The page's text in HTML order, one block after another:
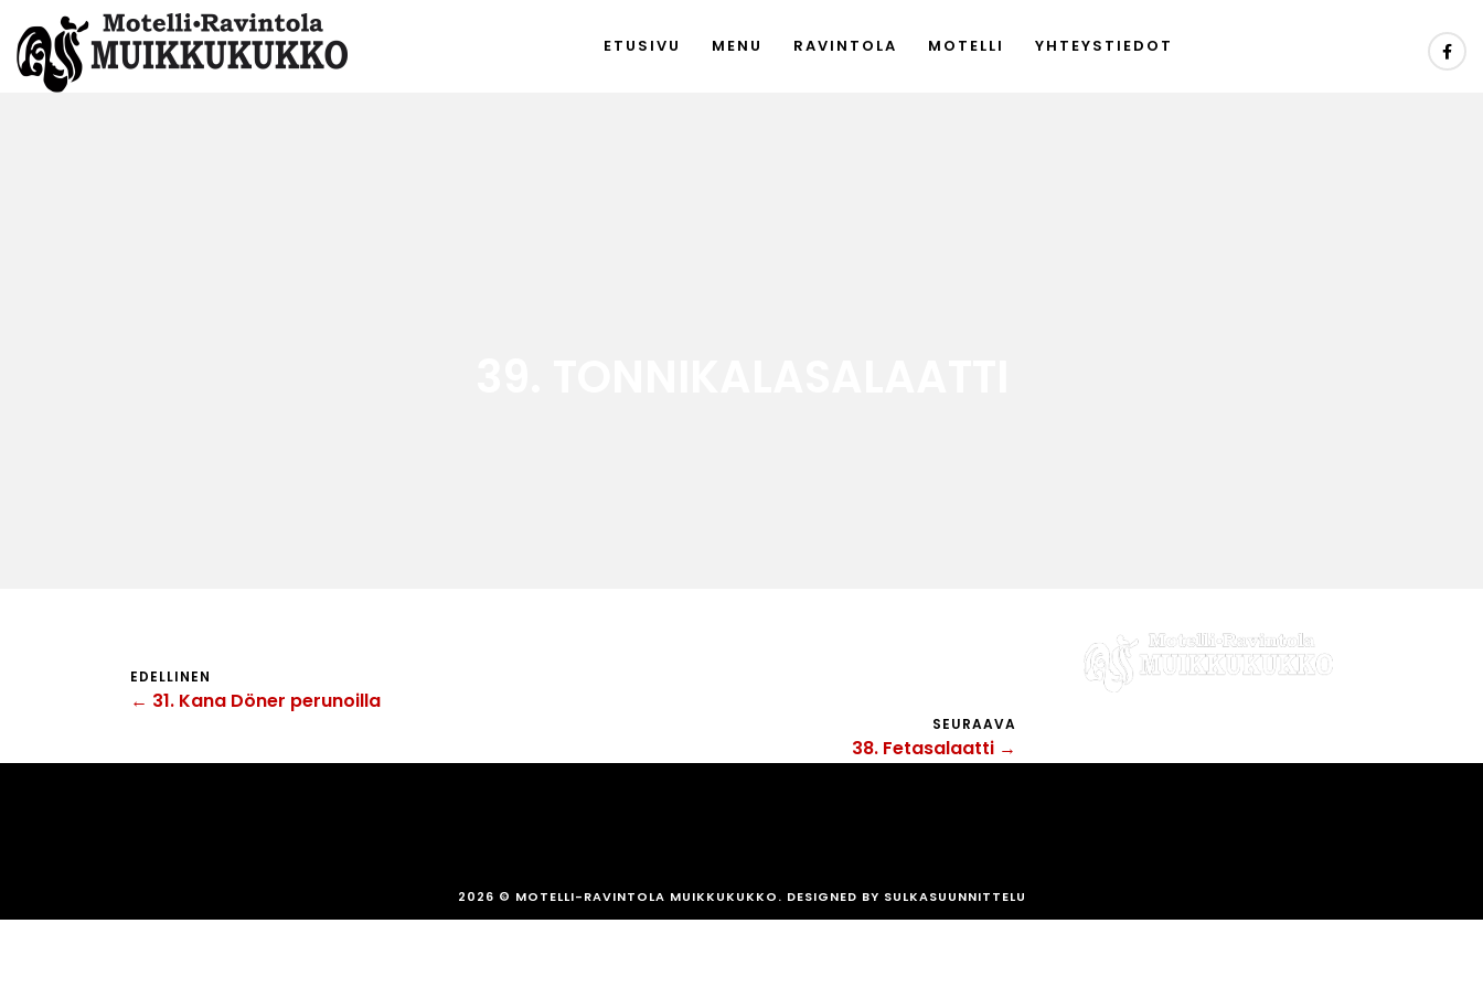
ETUSIVU MENU RAVINTOLA MOTELLI YHTEYSTIEDOT
EDELLINEN
← 31. Kana Döner perunoilla
SEURAAVA
38. Fetasalaatti →
2026 © MOTELLI-RAVINTOLA MUIKKUKUKKO. DESIGNED BY SULKASUUNNITTELU